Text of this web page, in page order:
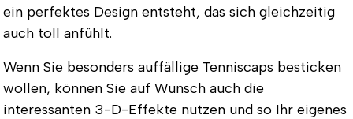
ein perfektes Design entsteht, das sich gleichzeitig
auch toll anfühlt.
Wenn Sie besonders auffällige Tenniscaps besticken
wollen, können Sie auf Wunsch auch die
interessanten 3-D-Effekte nutzen und so Ihr eigenes